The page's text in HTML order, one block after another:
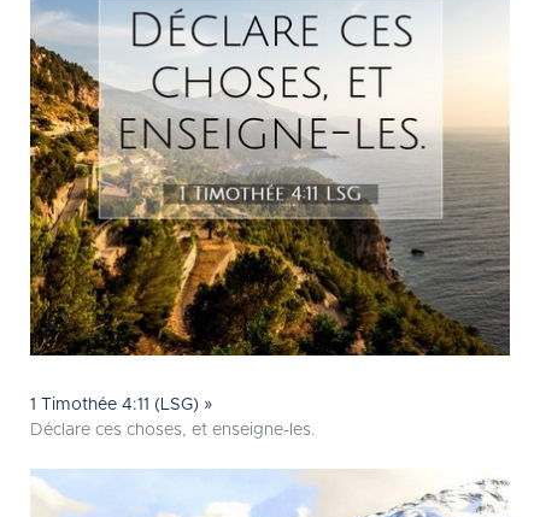
1 Timothée 4:11 (LSG) »
Déclare ces choses, et enseigne-les.